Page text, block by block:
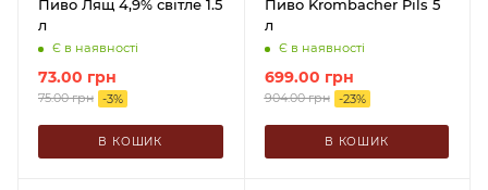
Пиво Лящ 4,9% світле 1.5
л
Є в наявності
73.00 грн
75.00грн -3%
В КОШИК
Пиво Krombacher Pils 5
л
Є в наявності
699.00 грн
904.00грн -23%
В КОШИК